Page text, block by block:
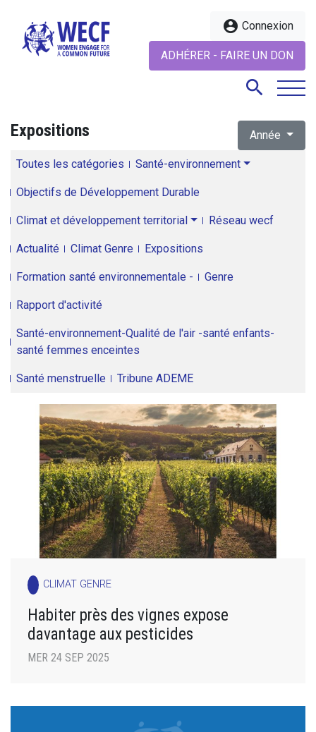
account_circle Connexion
ADHÉRER - FAIRE UN DON
search
Expositions Année
Toutes les catégories Santé-environnement
Objectifs de Développement Durable
Climat et développement territorial Réseau wecf
Actualité Climat Genre Expositions
Formation santé environnementale - Genre
Rapport d'activité
Santé-environnement-Qualité de l'air -santé enfants-
santé femmes enceintes
Santé menstruelle Tribune ADEME
CLIMAT GENRE
Habiter près des vignes expose
davantage aux pesticides
MER 24 SEP 2025